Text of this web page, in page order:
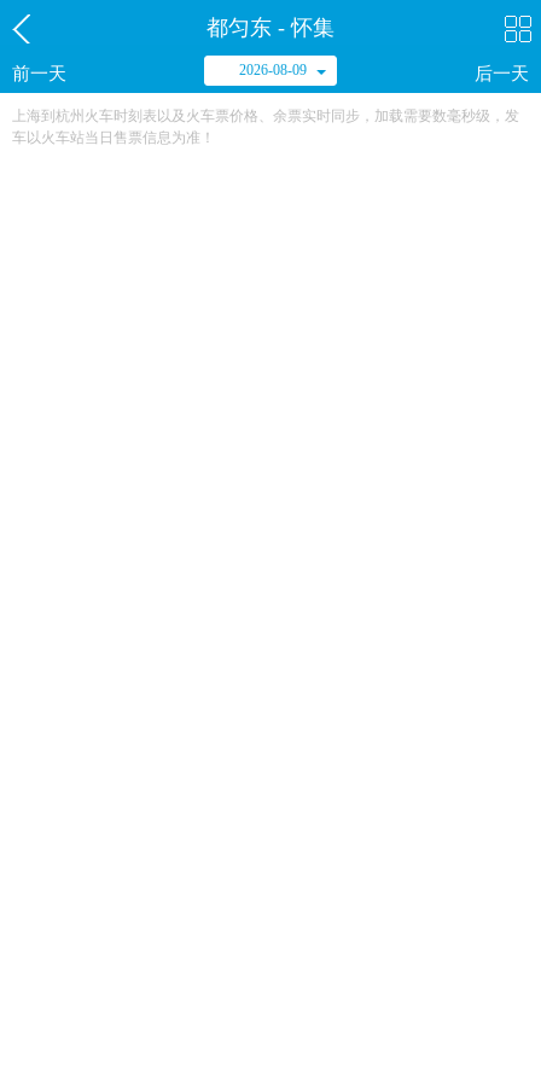
都匀东 - 怀集
前一天 2026-08-09 后一天
上海到杭州火车时刻表以及火车票价格、余票实时同步，加载需要数毫秒级，发
车以火车站当日售票信息为准！